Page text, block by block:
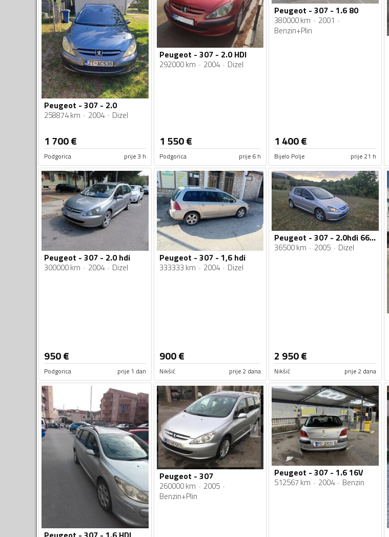
Peugeot - 307 - 2.0
258874 km 2004 Dizel
1 700€
Podgorica prije 3 h
Peugeot - 307 - 2.0 HDI
292000 km 2004 Dizel
1 550€
Podgorica prije 6 h
Peugeot - 307 - 1.6 80
380000 km
2001
Benzin+Plin
1 400€
Bijelo Polje prije 21 h
Peugeot - 307 - 2.0 hdi
300000 km 2004 Dizel
950€
Podgorica prije 1 dan
Peugeot - 307 - 1,6 hdi
333333 km 2004 Dizel
900€
Nikšić prije 2 dana
Peugeot - 307 - 2.0hdi 66kw
36500 km 2005 Dizel
2 950€
Nikšić prije 2 dana
Peugeot - 307
260000 km
2005
Benzin+Plin
Peugeot - 307 - 1.6 16V
512567 km 2004 Benzin